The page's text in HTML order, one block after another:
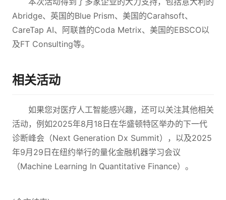
Abridge、英国的Blue Prism、美国的Carahsoft、
CareTap AI、阿联酋的Coda Metrix、美国的EBSCO以
及FT Consulting等。
相关活动
如果您对医疗人工智能感兴趣，还可以关注其他相关
活动，例如2025年8月18日在华盛顿特区举办的下一代
诊断峰会（Next Generation Dx Summit），以及2025
年9月29日在纽约举行的量化金融机器学习会议
（Machine Learning In Quantitative Finance）。